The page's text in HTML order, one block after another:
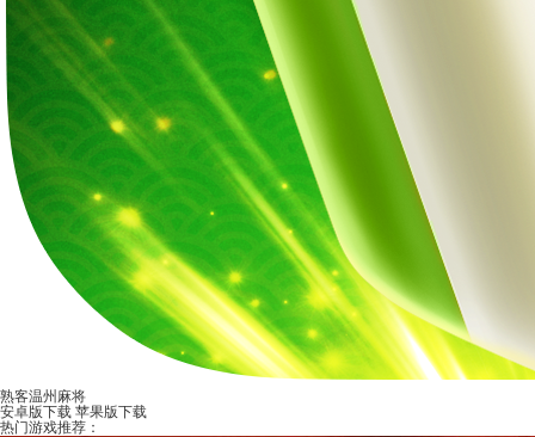
熟客温州麻将
安卓版下载 苹果版下载
热门游戏推荐：